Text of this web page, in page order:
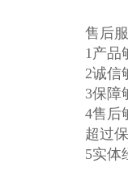
售后
1产品
2诚信
3保障
4售后
超过
5实体